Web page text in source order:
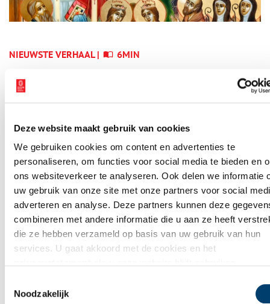
Deze website maakt gebruik van cookies
We gebruiken cookies om content en advertenties te
personaliseren, om functies voor social media te bieden en
ons websiteverkeer te analyseren. Ook delen we informatie
uw gebruik van onze site met onze partners voor social
adverteren en analyse. Deze partners kunnen deze
combineren met andere informatie die u aan ze heeft
die ze hebben verzameld op basis van uw gebruik van hun
services. U gaat akkoord met de cookies en het
Noodzakelijk
NIEUWSTE VERHAAL | 6MIN
Heiligen van de Lage
Landen I: van Cunera tot
WAAR BEN JIJ NU?
Verhalen op
de kaart
Op de verhalenkaart kan je precies zien wat zich vroeger
jouw eigen provincie!